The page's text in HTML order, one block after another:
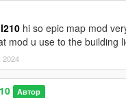
hi so epic map mod
mod u use to the building
2024
Автор